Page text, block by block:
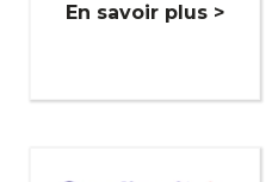
En savoir plus >